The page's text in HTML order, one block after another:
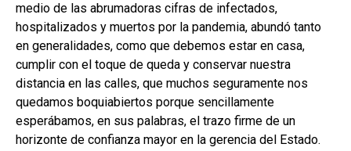
medio de las abrumadoras cifras de infectados,
hospitalizados y muertos por la pandemia, abundó tanto
en generalidades, como que debemos estar en casa,
cumplir con el toque de queda y conservar nuestra
distancia en las calles, que muchos seguramente nos
quedamos boquiabiertos porque sencillamente
esperábamos, en sus palabras, el trazo firme de un
horizonte de confianza mayor en la gerencia del Estado.